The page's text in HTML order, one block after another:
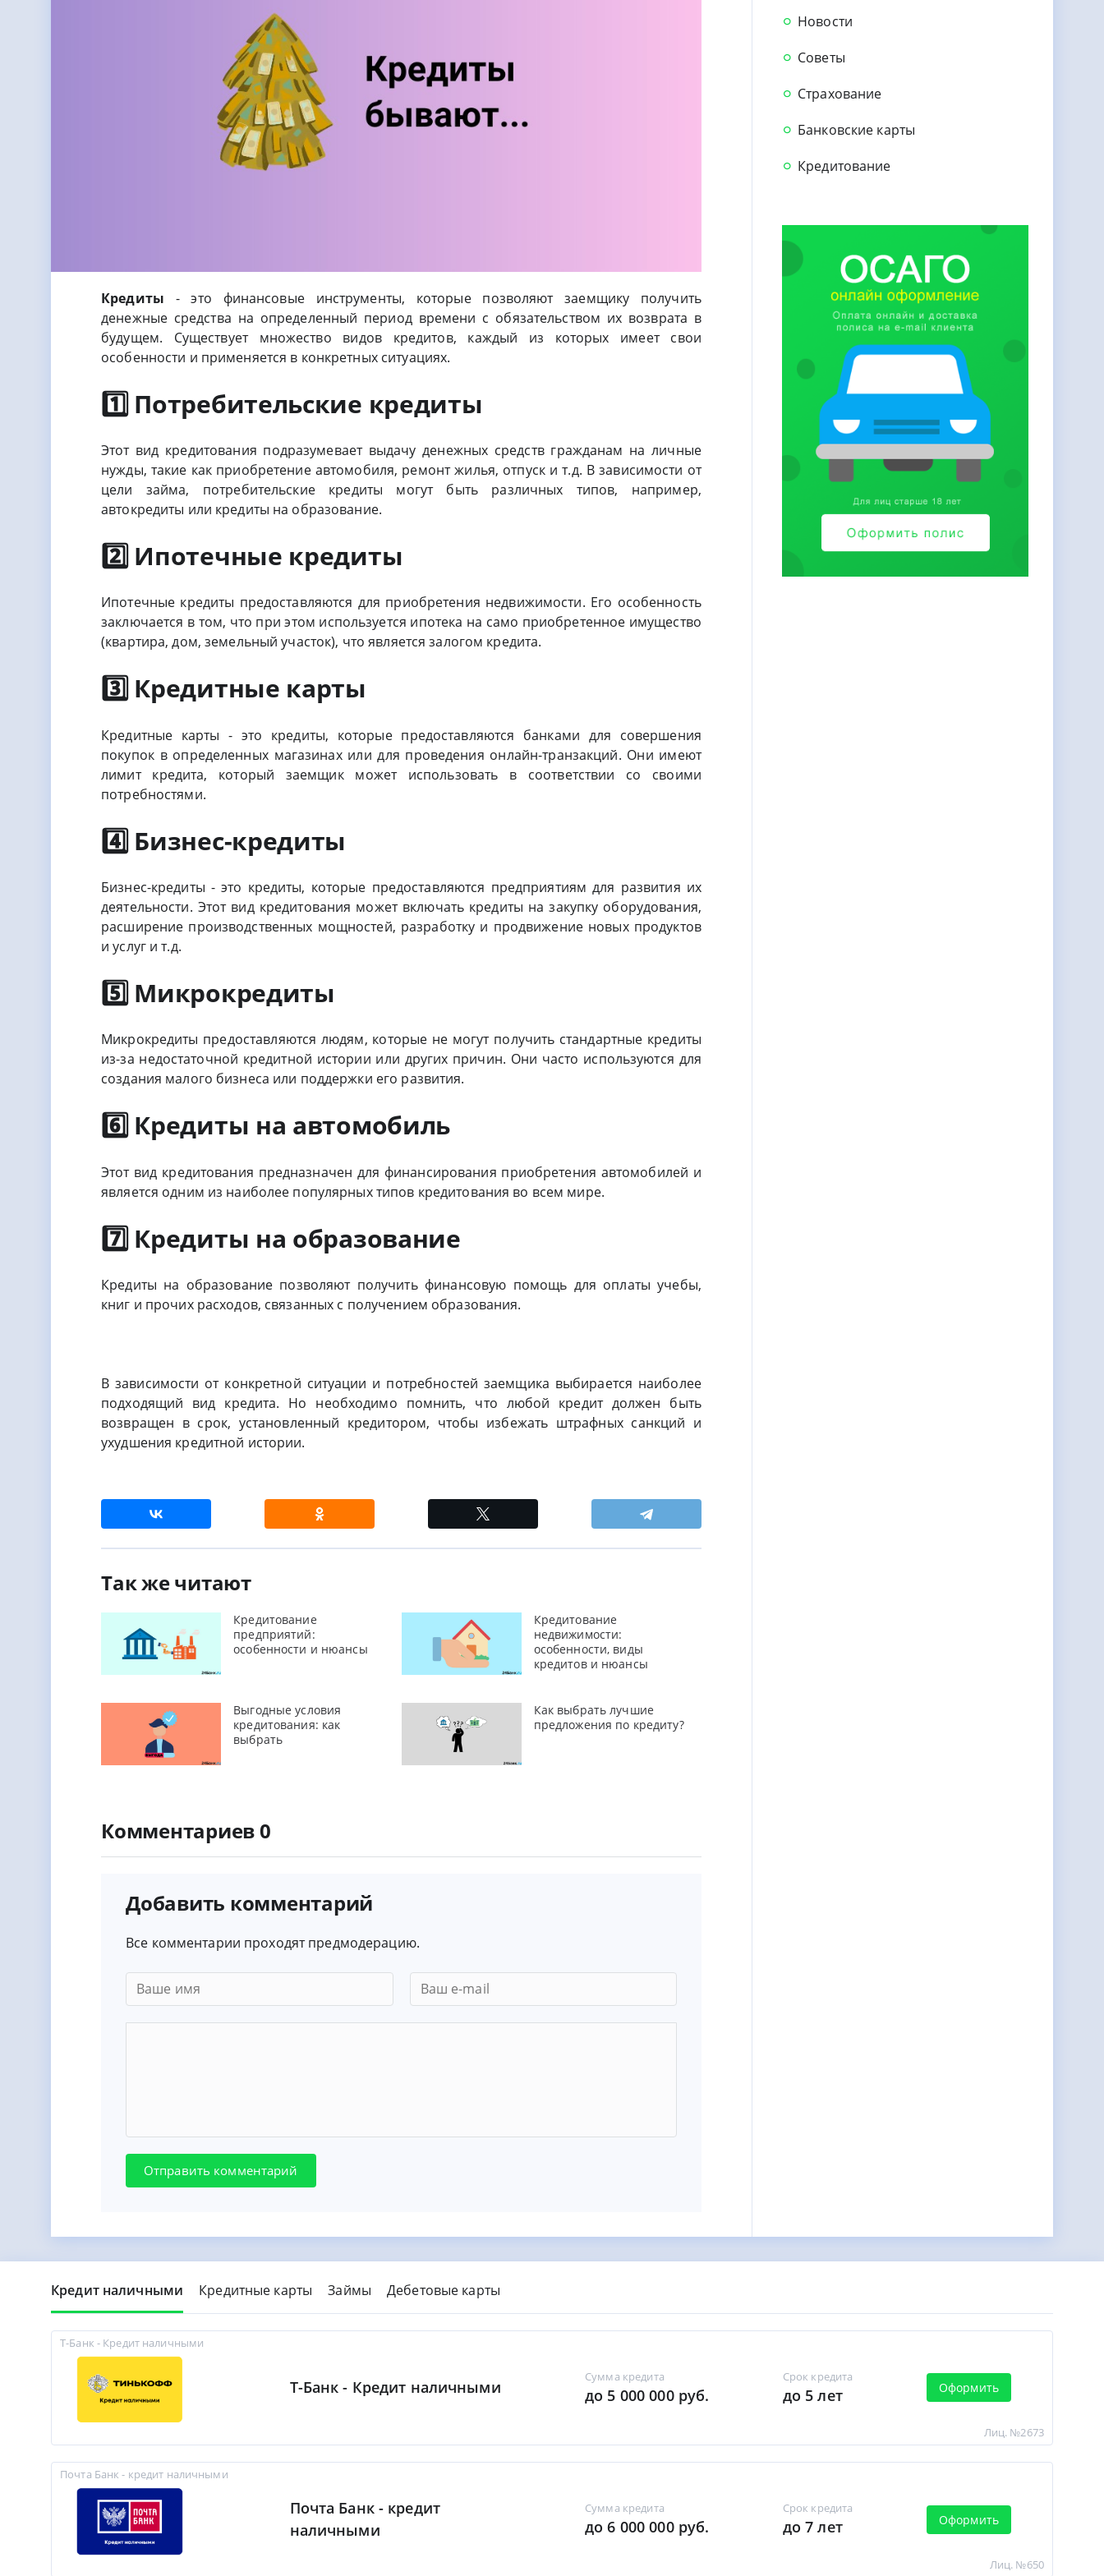
Кредиты - это финансовые инструменты, которые позволяют заемщику получить
денежные средства на определенный период времени с обязательством их возврата в
будущем. Существует множество видов кредитов, каждый из которых имеет свои
особенности и применяется в конкретных ситуациях.
1️⃣ Потребительские кредиты
Этот вид кредитования подразумевает выдачу денежных средств гражданам на личные
нужды, такие как приобретение автомобиля, ремонт жилья, отпуск и т.д. В зависимости от
цели займа, потребительские кредиты могут быть различных типов, например,
автокредиты или кредиты на образование.
2️⃣ Ипотечные кредиты
Ипотечные кредиты предоставляются для приобретения недвижимости. Его особенность
заключается в том, что при этом используется ипотека на само приобретенное имущество
(квартира, дом, земельный участок), что является залогом кредита.
3️⃣ Кредитные карты
Кредитные карты - это кредиты, которые предоставляются банками для совершения
покупок в определенных магазинах или для проведения онлайн-транзакций. Они имеют
лимит кредита, который заемщик может использовать в соответствии со своими
потребностями.
4️⃣ Бизнес-кредиты
Бизнес-кредиты - это кредиты, которые предоставляются предприятиям для развития их
деятельности. Этот вид кредитования может включать кредиты на закупку оборудования,
расширение производственных мощностей, разработку и продвижение новых продуктов
и услуг и т.д.
5️⃣ Микрокредиты
Микрокредиты предоставляются людям, которые не могут получить стандартные кредиты
из-за недостаточной кредитной истории или других причин. Они часто используются для
создания малого бизнеса или поддержки его развития.
6️⃣ Кредиты на автомобиль
Этот вид кредитования предназначен для финансирования приобретения автомобилей и
является одним из наиболее популярных типов кредитования во всем мире.
7️⃣ Кредиты на образование
Кредиты на образование позволяют получить финансовую помощь для оплаты учебы,
книг и прочих расходов, связанных с получением образования.
В зависимости от конкретной ситуации и потребностей заемщика выбирается наиболее
подходящий вид кредита. Но необходимо помнить, что любой кредит должен быть
возвращен в срок, установленный кредитором, чтобы избежать штрафных санкций и
ухудшения кредитной истории.
Так же читают
Кредитование
предприятий:
особенности и нюансы
Кредитование
недвижимости:
особенности, виды
кредитов и нюансы
Выгодные условия
кредитования: как
выбрать
Как выбрать лучшие
предложения по кредиту?
Комментариев 0
Добавить комментарий
Все комментарии проходят предмодерацию.
Отправить комментарий
Новости
Советы
Страхование
Банковские карты
Кредитование
Кредит наличными Кредитные карты Займы Дебетовые карты
Т-Банк - Кредит наличными
Т-Банк - Кредит наличными
Сумма кредита
до 5 000 000 руб.
Срок кредита
до 5 лет Оформить
Лиц. №2673
Почта Банк - кредит наличными
Почта Банк - кредит
наличными
Сумма кредита
до 6 000 000 руб.
Срок кредита
до 7 лет Оформить
Лиц. №650